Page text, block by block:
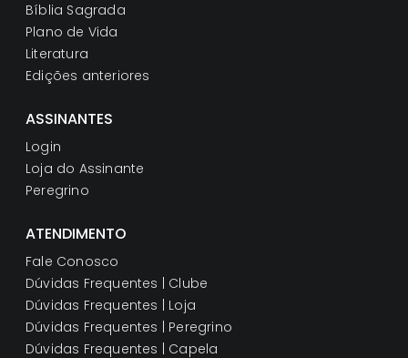
Bíblia Sagrada
Plano de Vida
Literatura
Edições anteriores
ASSINANTES
Login
Loja do Assinante
Peregrino
ATENDIMENTO
Fale Conosco
Dúvidas Frequentes | Clube
Dúvidas Frequentes | Loja
Dúvidas Frequentes | Peregrino
Dúvidas Frequentes | Capela